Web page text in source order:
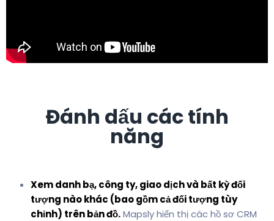
Đánh dấu các tính
năng
Xem danh bạ, công ty, giao dịch và bất kỳ đối
tượng nào khác (bao gồm cả đối tượng tùy
chỉnh) trên bản đồ.Mapsly hiển thị các hồ sơ CRM